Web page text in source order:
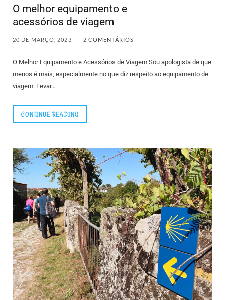
O melhor equipamento e
acessórios de viagem
20 DE MARÇO, 2023 2 COMENTÁRIOS
O Melhor Equipamento e Acessórios de Viagem Sou apologista de que
menos é mais, especialmente no que diz respeito ao equipamento de
viagem. Levar…
CONTINUE READING